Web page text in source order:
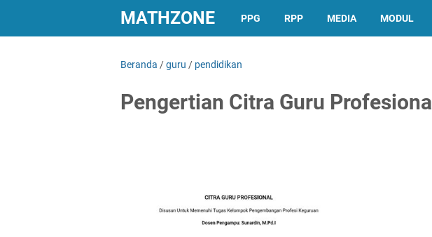
MATHZONE PPG RPP MEDIA MODUL
Beranda /guru / pendidikan
Pengertian Citra Guru Profesional